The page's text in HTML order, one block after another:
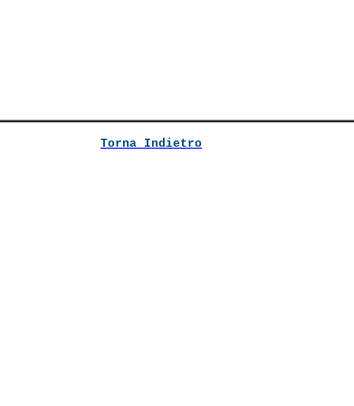
Torna Indietro